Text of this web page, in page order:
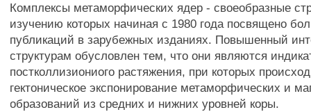
Комплексы метаморфических ядер - своеобразные
изучению которых начиная с 1980 года посвящено
публикаций в зарубежных изданиях. Повышенный
структурам обусловлен тем, что они являются
постколлизиониого растяжения, при которых
гектоническое экспонирование метаморфических и
образований из средних и нижних уровней коры.